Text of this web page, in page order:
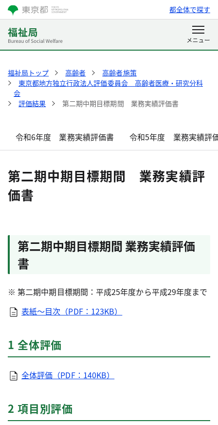
都全体で探す
福祉局トップ 高齢者
高齢者施策
東京都地方独立行政法人評価委員会 高齢者医療・研究分科
会
評価結果
第二期中期目標期間 業務実績評価書
令和6年度 業務実績評価書 令和5年度 業務実績評
第二期中期目標期間 業務実績評
価書
第二期中期目標期間 業務実績評価
書
※ 第二期中期目標期間：平成25年度から平成29年度まで
表紙～目次（PDF：123KB）
1 全体評価
全体評価（PDF：140KB）
2 項目別評価